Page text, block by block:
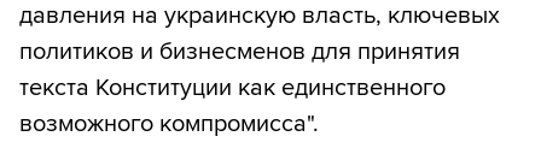
давления на украинскую власть, ключевых
политиков и бизнесменов для принятия
текста Конституции как единственного
возможного компромисса".